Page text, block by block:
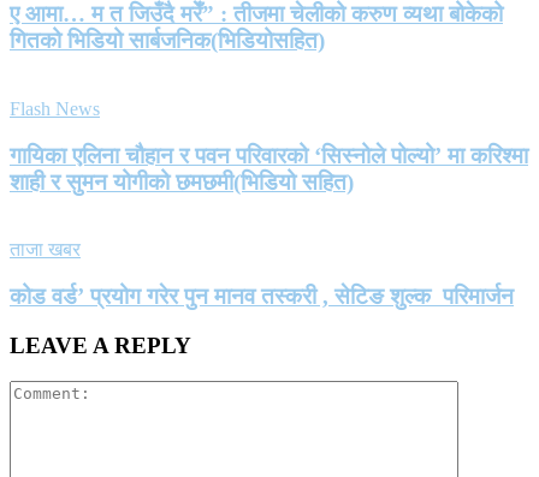
ए आमा… म त जिउँदै मरेँ” : तीजमा चेलीको करुण व्यथा बोकेको
गितको भिडियो सार्बजनिक(भिडियोसहित)
Flash News
गायिका एलिना चौहान र पवन परिवारको ‘सिस्नोले पोल्यो’ मा करिश्मा
शाही र सुमन योगीको छमछमी(भिडियो सहित)
ताजा खबर
कोड वर्ड’ प्रयोग गरेर पुन मानव तस्करी , सेटिङ शुल्क परिमार्जन
LEAVE A REPLY